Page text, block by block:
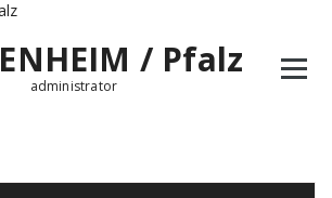
/ Pfalz
administrator